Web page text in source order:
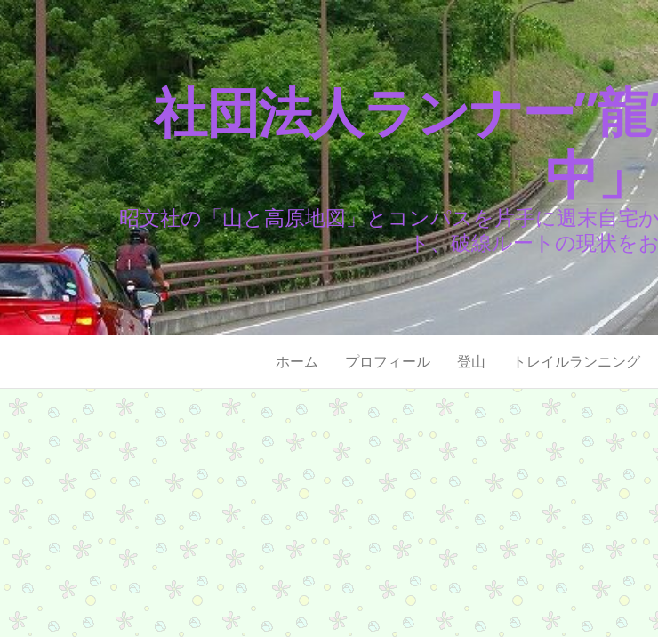
社団法人ランナー”
中」
昭文社の「山と高原地図」とコンパスを片手に週末自宅
ト、破線ルートの現状を
ホーム プロフィール 登山 トレイルランニング